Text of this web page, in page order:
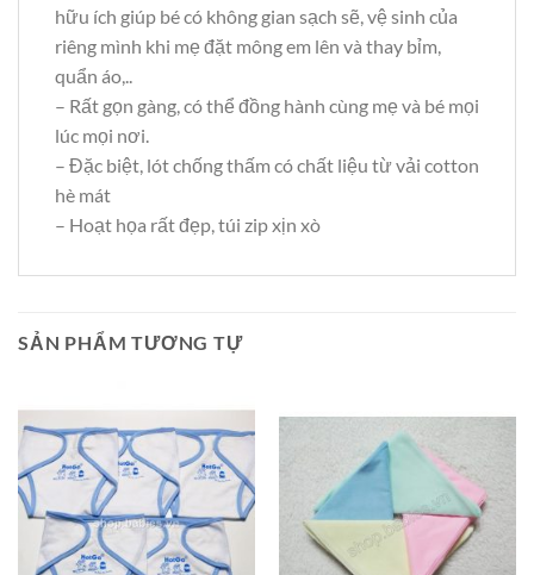
hữu ích giúp bé có không gian sạch sẽ, vệ sinh của
riêng mình khi mẹ đặt mông em lên và thay bỉm,
quẩn áo,..
– Rất gọn gàng, có thể đồng hành cùng mẹ và bé mọi
lúc mọi nơi.
– Đặc biệt, lót chống thấm có chất liệu từ vải cotton
hè mát
– Hoạt họa rất đẹp, túi zip xịn xò
SẢN PHẨM TƯƠNG TỰ